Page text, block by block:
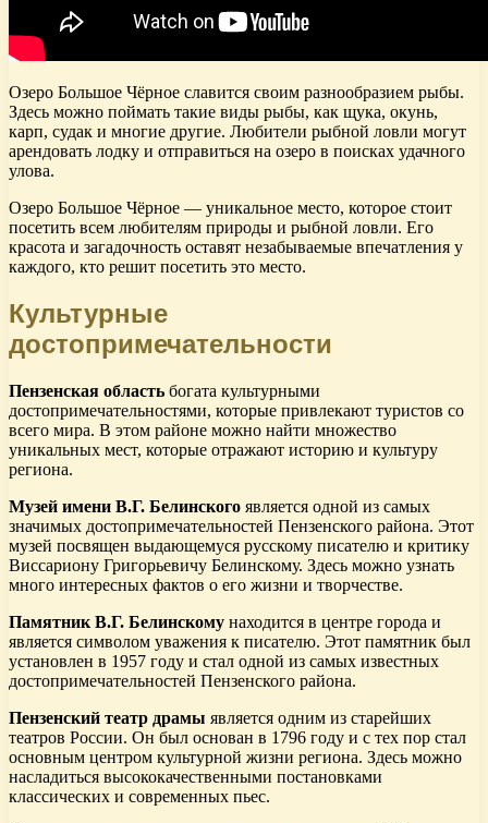
Озеро Большое Чёрное славится своим разнообразием рыбы.
Здесь можно поймать такие виды рыбы, как щука, окунь,
карп, судак и многие другие. Любители рыбной ловли могут
арендовать лодку и отправиться на озеро в поисках удачного
улова.
Озеро Большое Чёрное — уникальное место, которое стоит
посетить всем любителям природы и рыбной ловли. Его
красота и загадочность оставят незабываемые впечатления у
каждого, кто решит посетить это место.
Культурные
достопримечательности
Пензенская область богата культурными
достопримечательностями, которые привлекают туристов со
всего мира. В этом районе можно найти множество
уникальных мест, которые отражают историю и культуру
региона.
Музей имени В.Г. Белинского является одной из самых
значимых достопримечательностей Пензенского района. Этот
музей посвящен выдающемуся русскому писателю и критику
Виссариону Григорьевичу Белинскому. Здесь можно узнать
много интересных фактов о его жизни и творчестве.
Памятник В.Г. Белинскому находится в центре города и
является символом уважения к писателю. Этот памятник был
установлен в 1957 году и стал одной из самых известных
достопримечательностей Пензенского района.
Пензенский театр драмы является одним из старейших
театров России. Он был основан в 1796 году и с тех пор стал
основным центром культурной жизни региона. Здесь можно
насладиться высококачественными постановками
классических и современных пьес.